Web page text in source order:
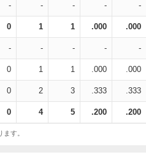
- - - - -
0 1 1 .000 .000
- - - - -
0 1 1 .000 .000
0 2 3 .333 .333
0 4 5 .200 .200
す。